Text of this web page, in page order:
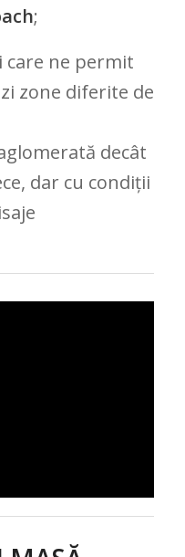
;
care ne permit
zone diferite de
decât
dar cu condiții